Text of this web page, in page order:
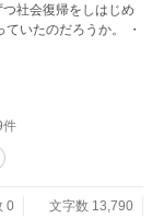
社会復帰をしはじめ
件
0
文字数 13,790